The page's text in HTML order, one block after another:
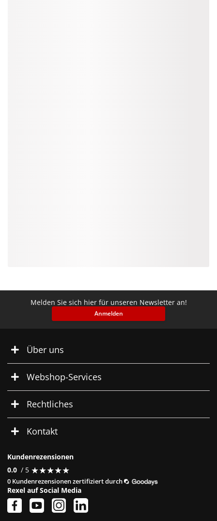
Melden Sie sich hier für unseren Newsletter an!
Anmelden
Über uns
Webshop-Services
Rechtliches
Kontakt
Kundenrezensionen
0.0 / 5 ★★★★★
★★★★★
0 Kundenrezensionen zertifiziert durch
Rexel auf Social Media